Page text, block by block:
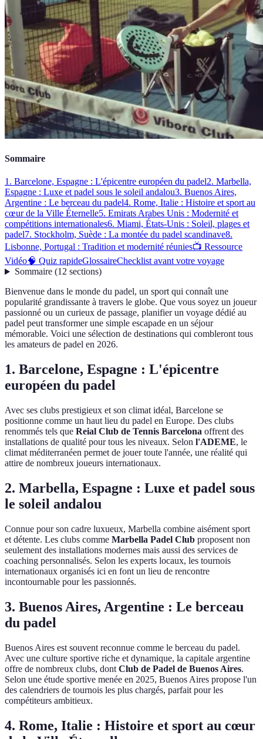
Sommaire
1. Barcelone, Espagne : L'épicentre européen du padel2. Marbella,
Espagne : Luxe et padel sous le soleil andalou3. Buenos Aires,
Argentine : Le berceau du padel4. Rome, Italie : Histoire et sport au
cœur de la Ville Éternelle5. Emirats Arabes Unis : Modernité et
compétitions internationales6. Miami, États-Unis : Soleil, plages et
padel7. Stockholm, Suède : La montée du padel scandinave8.
Lisbonne, Portugal : Tradition et modernité réunies📺 Ressource
Vidéo🧠 Quiz rapideGlossaireChecklist avant votre voyage
Sommaire(12 sections)
Bienvenue dans le monde du padel, un sport qui connaît une
popularité grandissante à travers le globe. Que vous soyez un joueur
passionné ou un curieux de passage, planifier un voyage dédié au
padel peut transformer une simple escapade en un séjour
mémorable. Voici une sélection de destinations qui combleront tous
les amateurs de padel en 2026.
1. Barcelone, Espagne : L'épicentre
européen du padel
Avec ses clubs prestigieux et son climat idéal, Barcelone se
positionne comme un haut lieu du padel en Europe. Des clubs
renommés tels que Reial Club de Tennis Barcelona offrent des
installations de qualité pour tous les niveaux. Selon l'ADEME, le
climat méditerranéen permet de jouer toute l'année, une réalité qui
attire de nombreux joueurs internationaux.
2. Marbella, Espagne : Luxe et padel sous
le soleil andalou
Connue pour son cadre luxueux, Marbella combine aisément sport
et détente. Les clubs comme Marbella Padel Club proposent non
seulement des installations modernes mais aussi des services de
coaching personnalisés. Selon les experts locaux, les tournois
internationaux organisés ici en font un lieu de rencontre
incontournable pour les passionnés.
3. Buenos Aires, Argentine : Le berceau
du padel
Buenos Aires est souvent reconnue comme le berceau du padel.
Avec une culture sportive riche et dynamique, la capitale argentine
offre de nombreux clubs, dont Club de Padel de Buenos Aires.
Selon une étude sportive menée en 2025, Buenos Aires propose l'un
des calendriers de tournois les plus chargés, parfait pour les
compétiteurs ambitieux.
4. Rome, Italie : Histoire et sport au cœur